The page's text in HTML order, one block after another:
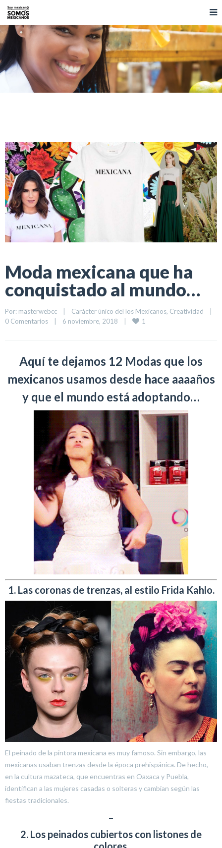
Moda mexicana que ha
conquistado al mundo…
Por: masterwebcc | Carácter único del los Mexicanos, Creatividad
|
0 Comentarios
| 6 noviembre, 2018 | 1
Aquí te dejamos 12 Modas que los
mexicanos usamos desde hace aaaaños
y que el mundo está adoptando…
1. Las coronas de trenzas, al estilo Frida Kahlo.
El peinado de la pintora mexicana es muy famoso. Sin embargo, las
mexicanas usaban trenzas desde la época prehispánica. De hecho,
en la cultura mazateca, que encuentras en Oaxaca y Puebla,
identifican a las mujeres casadas o solteras y cambian según las
fiestas tradicionales.
–
2. Los peinados cubiertos con listones de